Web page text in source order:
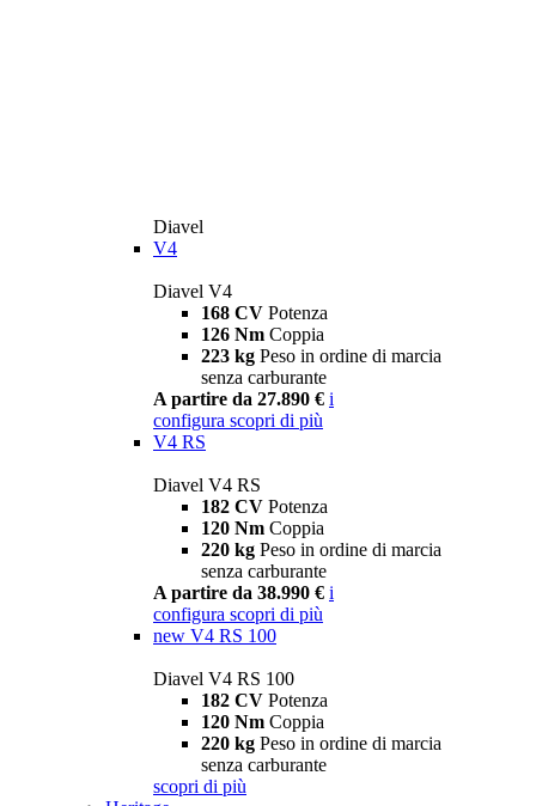
Diavel
V4
Diavel V4
168 CV Potenza
126 Nm Coppia
223 kg Peso in ordine di marcia
senza carburante
A partire da 27.890 € i
configura scopri di più
V4 RS
Diavel V4 RS
182 CV Potenza
120 Nm Coppia
220 kg Peso in ordine di marcia
senza carburante
A partire da 38.990 € i
configura scopri di più
new V4 RS 100
Diavel V4 RS 100
182 CV Potenza
120 Nm Coppia
220 kg Peso in ordine di marcia
senza carburante
scopri di più